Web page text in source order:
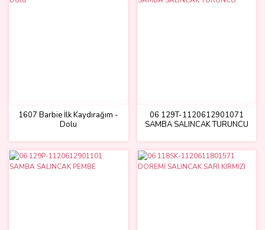
1607 Barbie İlk Kaydırağım -
Dolu
06 129T-1120612901071
SAMBA SALINCAK TURUNCU